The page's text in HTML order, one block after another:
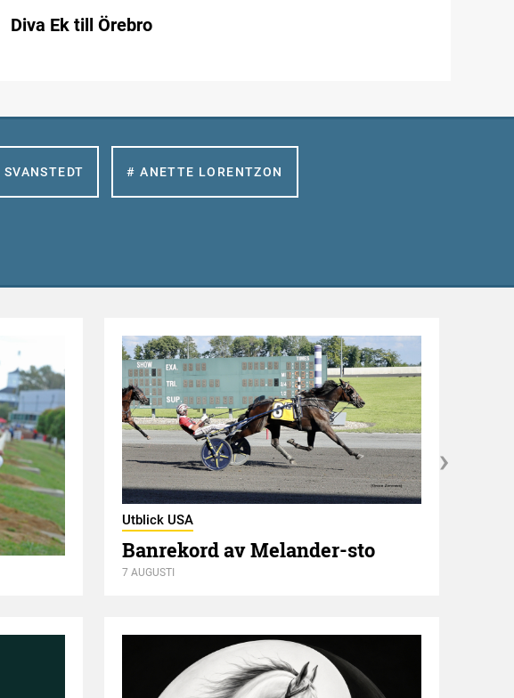
Diva Ek till Örebro
# ANETTE LORENTZON
Utblick USA
Banrekord av Melander-sto
7 AUGUSTI